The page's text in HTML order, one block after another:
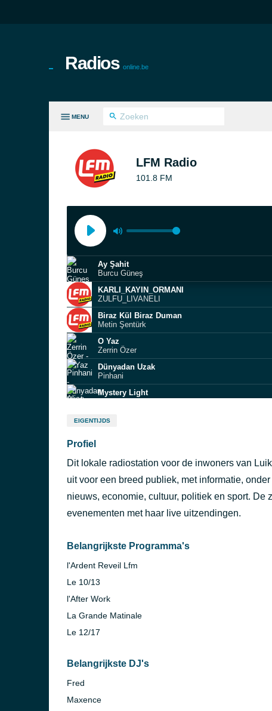
Radios online.be
MENU
LFM Radio
101.8 FM
Ay Şahit
Burcu Güneş
KARLI_KAYIN_ORMANI
ZULFU_LIVANELI
Biraz Kül Biraz Duman
Metin Şentürk
O Yaz
Zerrin Özer
Dünyadan Uzak
Pinhani
Mystery Light
Parce que c’est toi
Mirkelam
Firarım Ben
EIGENTIJDS
Profiel
Dit lokale radiostation voor de inwoners van
uit voor een breed publiek, met informatie,
nieuws, economie, cultuur, politiek en sport. De
evenementen met haar live uitzendingen.
Belangrijkste Programma's
l'Ardent Reveil Lfm
Le 10/13
l'After Work
La Grande Matinale
Le 12/17
Belangrijkste DJ's
Fred
Maxence